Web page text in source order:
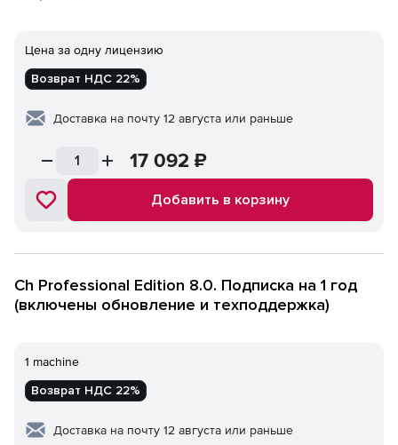
Цена за одну лицензию
Возврат НДС 22%
Доставка на почту 12 августа или раньше
17 092 ₽
Добавить в корзину
Ch Professional Edition 8.0. Подписка на 1 год
(включены обновление и техподдержка)
1 machine
Возврат НДС 22%
Доставка на почту 12 августа или раньше